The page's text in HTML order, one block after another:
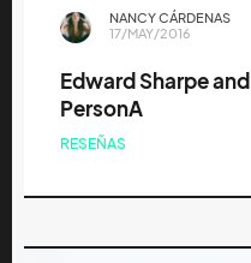
NANCY CÁRDENAS
17/MAY/2016
Edward Sharpe
PersonA
RESEÑAS